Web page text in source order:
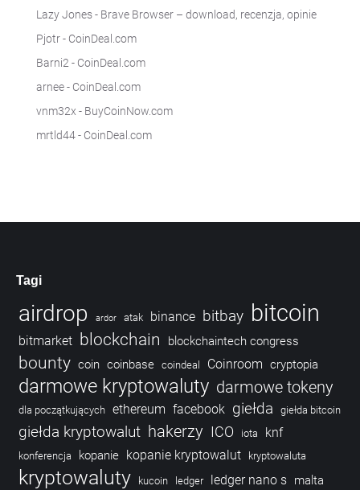
Lazy Jones- Brave Browser – download, recenzja, opinie
Pjotr- CoinDeal.com
Barni2 - CoinDeal.com
arnee- CoinDeal.com
vnm32x - BuyCoinNow.com
mrtld44- CoinDeal.com
Tagi
airdrop ardor atak binance bitbay bitcoin
bitmarket blockchain blockchaintech congress
bounty coin coinbase coindeal Coinroom cryptopia
darmowe kryptowaluty darmowe tokeny
dla początkujących ethereum facebook giełda giełda bitcoin
giełda kryptowalut hakerzy ICO iota knf
konferencja kopanie kopanie kryptowalut kryptowaluta
kryptowaluty kucoin ledger ledger nano s malta